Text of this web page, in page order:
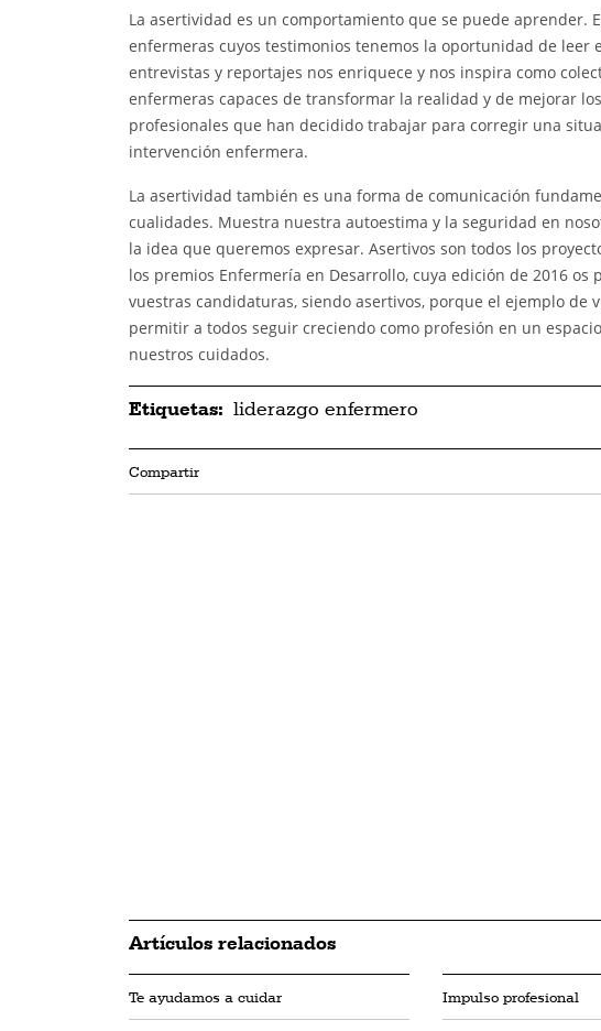
La asertividad es un comportamiento que se puede aprender.
enfermeras cuyos testimonios tenemos la oportunidad de leer
entrevistas y reportajes nos enriquece y nos inspira como
enfermeras capaces de transformar la realidad y de mejorar
profesionales que han decidido trabajar para corregir una
intervención enfermera.
La asertividad también es una forma de comunicación
cualidades. Muestra nuestra autoestima y la seguridad en
la idea que queremos expresar. Asertivos son todos los
los premios Enfermería en Desarrollo, cuya edición de 2016
vuestras candidaturas, siendo asertivos, porque el ejemplo de
permitir a todos seguir creciendo como profesión en un
nuestros cuidados.
Etiquetas: liderazgo enfermero
Compartir
Artículos relacionados
Te ayudamos a cuidar Impulso profesional